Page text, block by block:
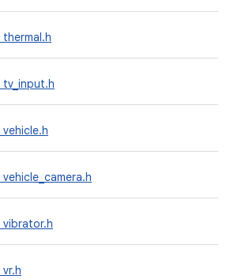
thermal.h
tv_input.h
vehicle.h
vehicle_camera.h
vibrator.h
vr.h